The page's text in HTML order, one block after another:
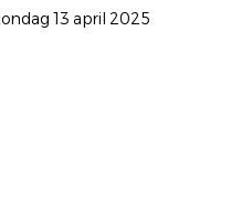
13 april 2025